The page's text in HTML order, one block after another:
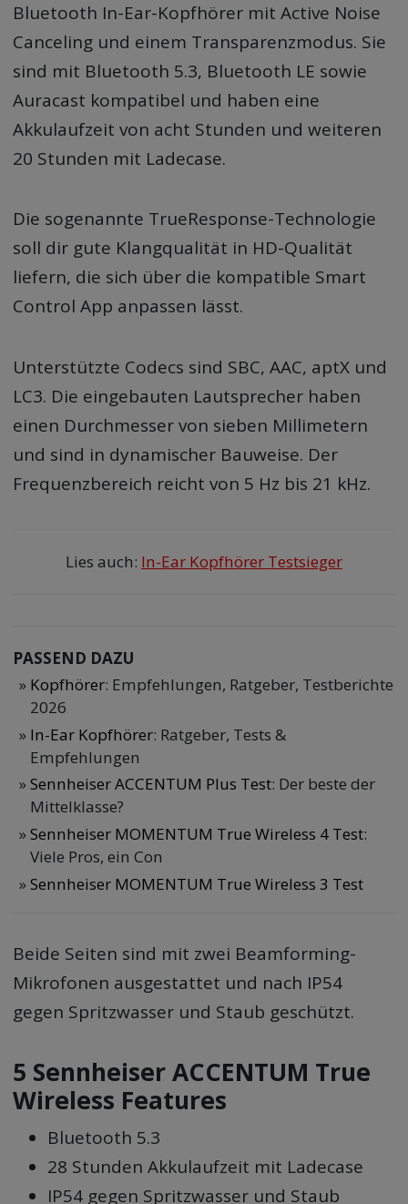
Bluetooth In-Ear-Kopfhörer mit Active Noise
Canceling und einem Transparenzmodus. Sie
sind mit Bluetooth 5.3, Bluetooth LE sowie
Auracast kompatibel und haben eine
Akkulaufzeit von acht Stunden und weiteren
20 Stunden mit Ladecase.
Die sogenannte TrueResponse-Technologie
soll dir gute Klangqualität in HD-Qualität
liefern, die sich über die kompatible Smart
Control App anpassen lässt.
Unterstützte Codecs sind SBC, AAC, aptX und
LC3. Die eingebauten Lautsprecher haben
einen Durchmesser von sieben Millimetern
und sind in dynamischer Bauweise. Der
Frequenzbereich reicht von 5 Hz bis 21 kHz.
Lies auch: In-Ear Kopfhörer Testsieger
PASSEND DAZU
Kopfhörer: Empfehlungen, Ratgeber, Testberichte
2026
In-Ear Kopfhörer: Ratgeber, Tests &
Empfehlungen
Sennheiser ACCENTUM Plus Test: Der beste der
Mittelklasse?
Sennheiser MOMENTUM True Wireless 4 Test:
Viele Pros, ein Con
Sennheiser MOMENTUM True Wireless 3 Test
Beide Seiten sind mit zwei Beamforming-
Mikrofonen ausgestattet und nach IP54
gegen Spritzwasser und Staub geschützt.
5 Sennheiser ACCENTUM True
Wireless Features
Bluetooth 5.3
28 Stunden Akkulaufzeit mit Ladecase
IP54 gegen Spritzwasser und Staub